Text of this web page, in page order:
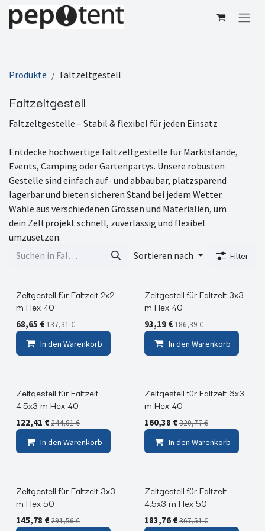
Zum Inhalt springen
Produkte Faltzeltgestell
Faltzeltgestell
Faltzeltgestelle – Stabil & flexibel für jeden Einsatz
Entdecke hochwertige Faltzeltgestelle für Marktstände,
Events, Camping oder Gartenpartys. Unsere robusten
Gestelle sind einfach auf- und abbaubar, platzsparend
lagerbar und bieten sicheren Stand bei jedem Wetter.
Wähle aus verschiedenen Grössen und Materialien, um
dein Zeltprojekt schnell, zuverlässig und flexibel
umzusetzen.
Sortieren nach
Filter
Zeltgestell für Faltzelt 2x2
m Hex 40
68,65 €137,31€
In den Warenkorb
Zeltgestell für Faltzelt 3x3
m Hex 40
93,19€186,39€
In den Warenkorb
Zeltgestell für Faltzelt
4.5x3 m Hex 40
122,41 €244,81€
In den Warenkorb
Zeltgestell für Faltzelt 6x3
m Hex 40
160,38 €320,77€
In den Warenkorb
Zeltgestell für Faltzelt 3x3
m Hex 50
145,78 €291,56€
Zeltgestell für Faltzelt
4.5x3 m Hex 50
183,76€367,51€